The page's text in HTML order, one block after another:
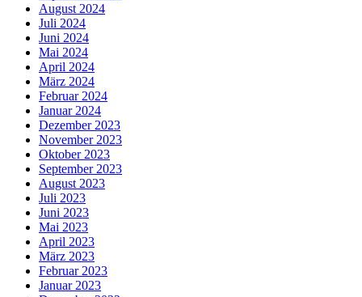
August 2024
Juli 2024
Juni 2024
Mai 2024
April 2024
März 2024
Februar 2024
Januar 2024
Dezember 2023
November 2023
Oktober 2023
September 2023
August 2023
Juli 2023
Juni 2023
Mai 2023
April 2023
März 2023
Februar 2023
Januar 2023